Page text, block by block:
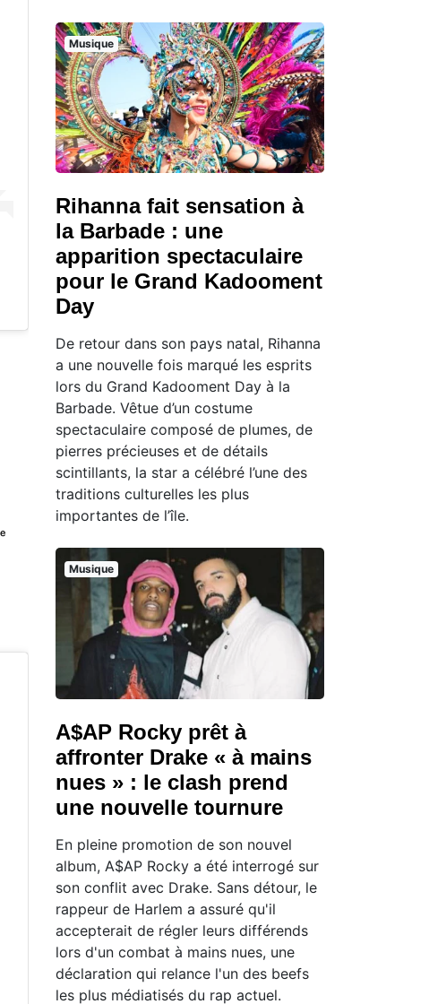
Musique
Rihanna fait sensation à
la Barbade : une
apparition spectaculaire
pour le Grand Kadooment
Day
De retour dans son pays natal, Rihanna
a une nouvelle fois marqué les esprits
lors du Grand Kadooment Day à la
Barbade. Vêtue d’un costume
spectaculaire composé de plumes, de
pierres précieuses et de détails
scintillants, la star a célébré l’une des
traditions culturelles les plus
importantes de l’île.
Musique
A$AP Rocky prêt à
affronter Drake « à mains
nues » : le clash prend
une nouvelle tournure
En pleine promotion de son nouvel
album, A$AP Rocky a été interrogé sur
son conflit avec Drake. Sans détour, le
rappeur de Harlem a assuré qu'il
accepterait de régler leurs différends
lors d'un combat à mains nues, une
déclaration qui relance l'un des beefs
les plus médiatisés du rap actuel.